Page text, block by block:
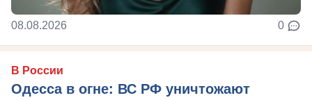
08.08.2026 0
В России
Одесса в огне: ВС РФ уничтожают